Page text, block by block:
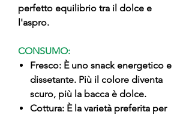
perfetto equilibrio tra il dolce e
l'aspro.
CONSUMO:
Fresco: È uno snack energetico e
dissetante. Più il colore diventa
scuro, più la bacca è dolce.
Cottura: È la varietà preferita per